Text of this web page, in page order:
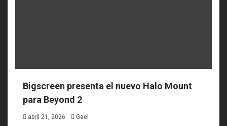
Bigscreen presenta el nuevo Halo Mount
para Beyond 2
abril 21, 2026 Gael